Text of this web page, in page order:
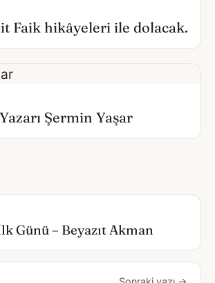
Faik hikâyeleri ile dolacak.
Şermin Yaşar
Günü – Beyazıt Akman